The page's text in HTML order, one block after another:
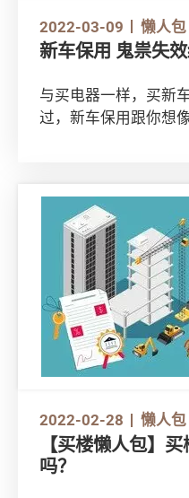
2022-03-09 懒人包
新车保用 鬼祟失
与买电器一样，买新
过，新车保用跟你想
要留意此类细节，以
本会曾向30个品牌的
终收到22个品牌的回
些鬼祟失效细节！
2022-02-28 懒人包
【买楼懒人包】
吗？